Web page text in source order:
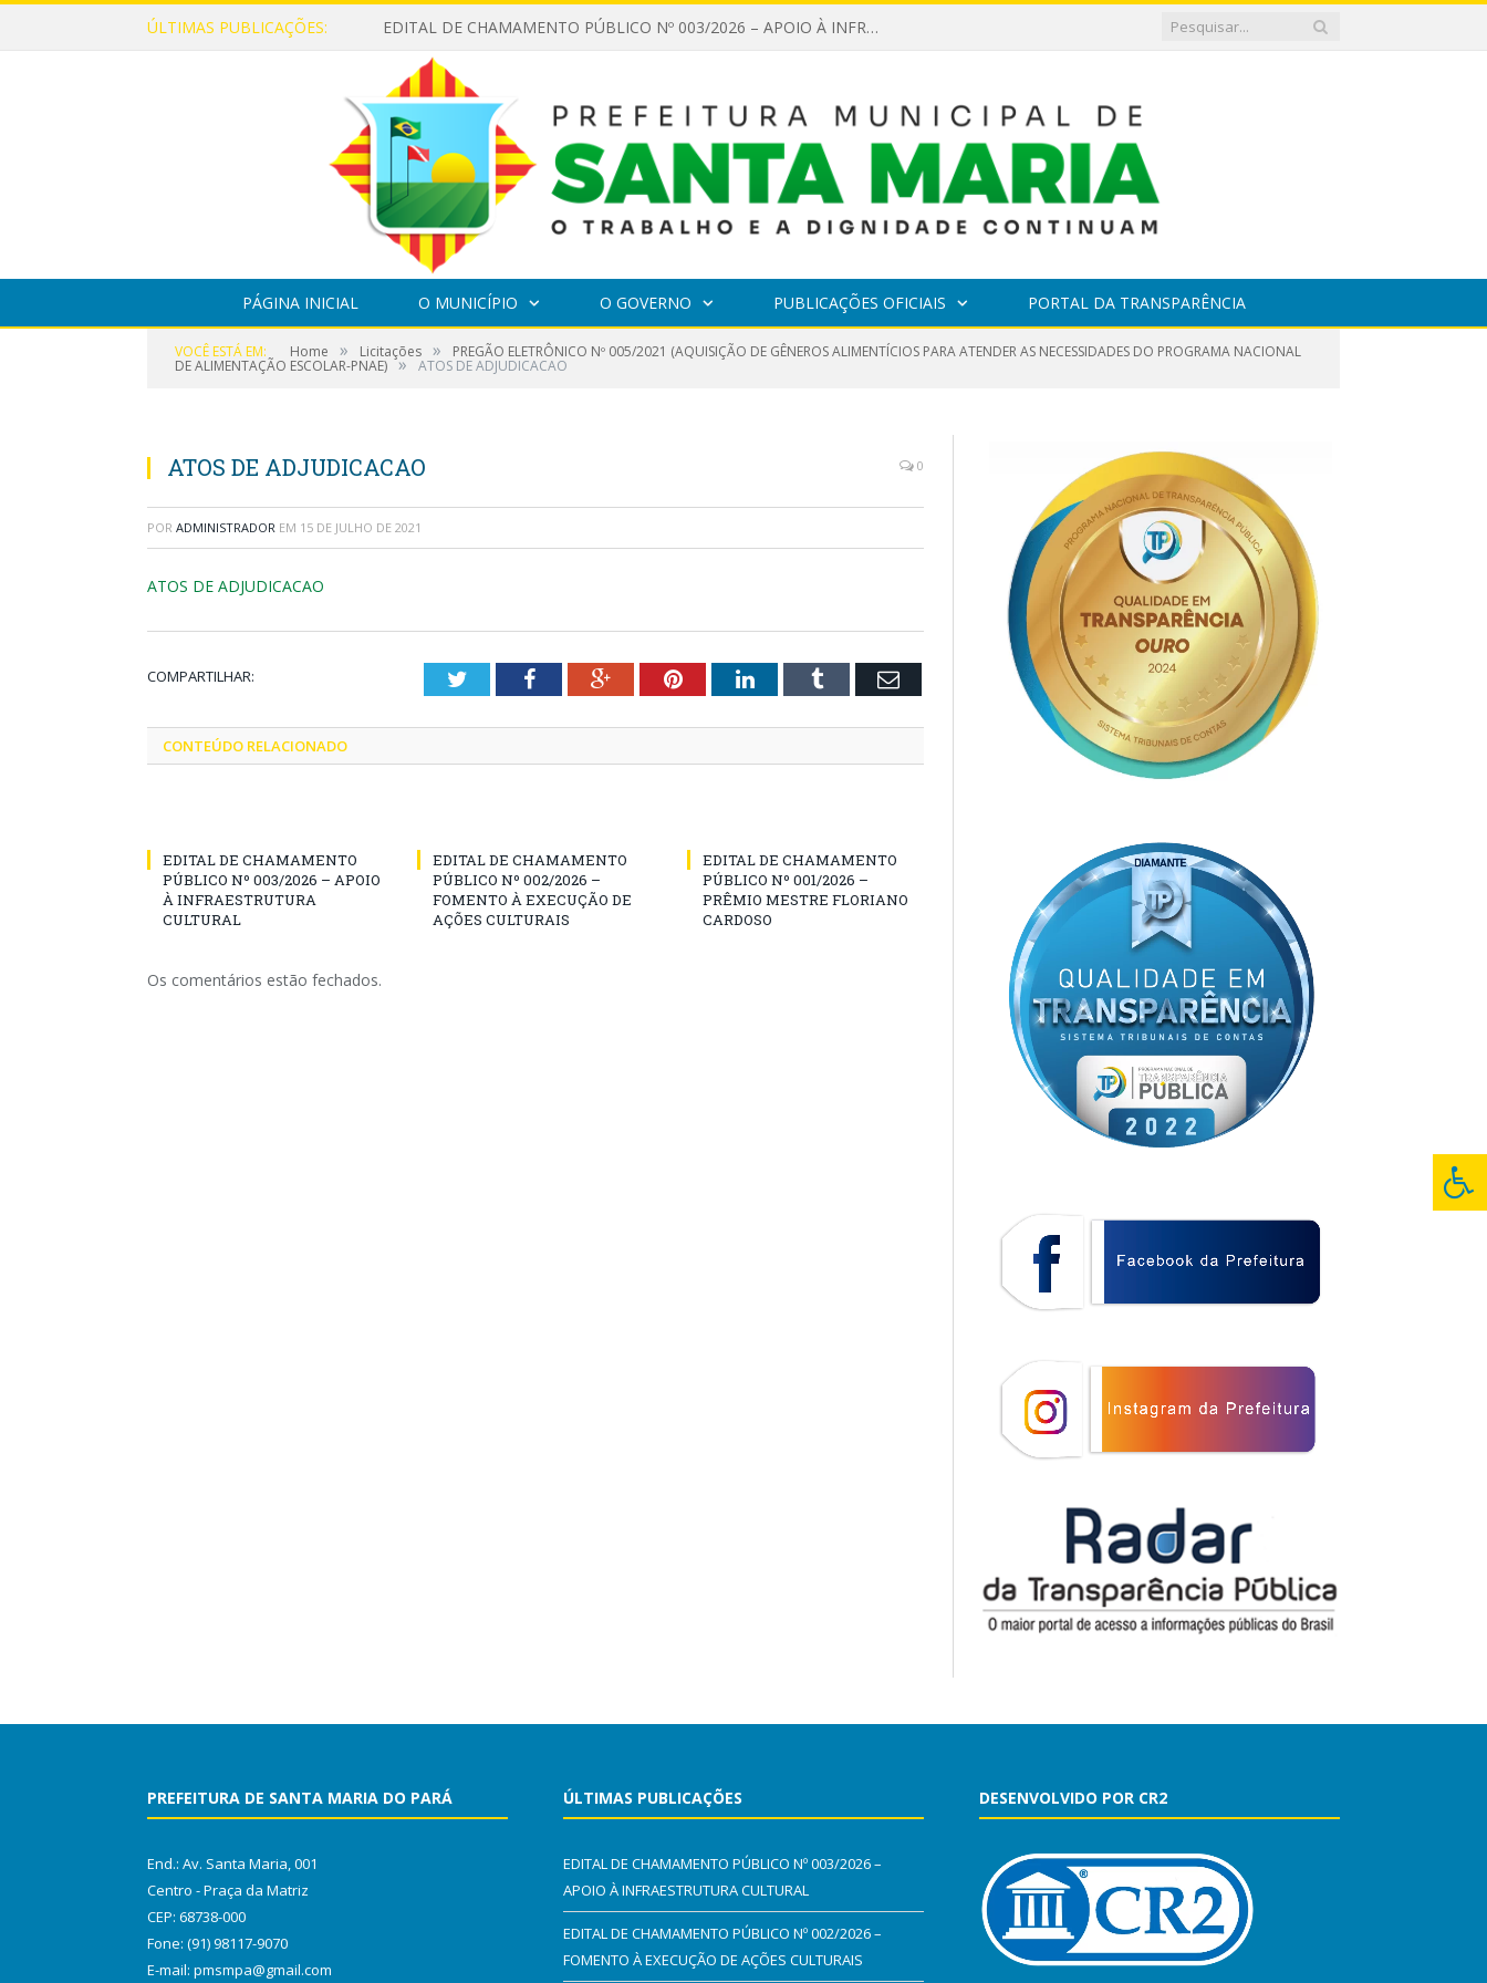
ÚLTIMAS PUBLICAÇÕES: EDITAL DE CHAMAMENTO PÚBLICO Nº 003/2026 – APOIO À INFRAESTRUTURA CULTURAL
PÁGINA INICIAL O MUNICÍPIO O GOVERNO PUBLICAÇÕES OFICIAIS PORTAL DA TRANSPARÊNCIA
VOCÊ ESTÁ EM: Home » Licitações » PREGÃO ELETRÔNICO Nº 005/2021 (AQUISIÇÃO DE GÊNEROS ALIMENTÍCIOS PARA ATENDER AS NECESSIDADES DO PROGRAMA NACIONAL
DE ALIMENTAÇÃO ESCOLAR-PNAE) » ATOS DE ADJUDICACAO
ATOS DE ADJUDICACAO 0
POR ADMINISTRADOR EM 15 DE JULHO DE 2021
ATOS DE ADJUDICACAO
COMPARTILHAR: TwitterFacebookGoogle+PinterestLinkedInTumblr Email
CONTEÚDO RELACIONADO
EDITAL DE CHAMAMENTO
PÚBLICO Nº 003/2026 – APOIO
À INFRAESTRUTURA
CULTURAL
EDITAL DE CHAMAMENTO
PÚBLICO Nº 002/2026 –
FOMENTO À EXECUÇÃO DE
AÇÕES CULTURAIS
EDITAL DE CHAMAMENTO
PÚBLICO Nº 001/2026 –
PRÊMIO MESTRE FLORIANO
CARDOSO
Os comentários estão fechados.
PREFEITURA DE SANTA MARIA DO PARÁ
End.: Av. Santa Maria, 001
Centro - Praça da Matriz
CEP: 68738-000
Fone: (91) 98117-9070
E-mail: pmsmpa@gmail.com
ÚLTIMAS PUBLICAÇÕES
EDITAL DE CHAMAMENTO PÚBLICO Nº 003/2026 –
APOIO À INFRAESTRUTURA CULTURAL
EDITAL DE CHAMAMENTO PÚBLICO Nº 002/2026 –
FOMENTO À EXECUÇÃO DE AÇÕES CULTURAIS
DESENVOLVIDO POR CR2